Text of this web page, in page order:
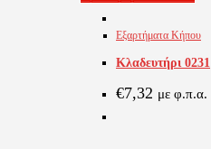
Εξαρτήματα Κήπου
Κλαδευτήρι 0231
€7,32 με φ.π.α.